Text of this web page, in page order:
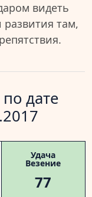
видеть
там,
дате
Удача
Везение
77